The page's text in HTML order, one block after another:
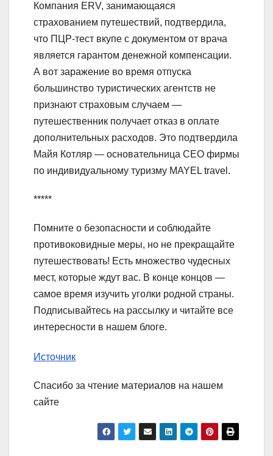
Компания ERV, занимающаяся
страхованием путешествий, подтвердила,
что ПЦР-тест вкупе с документом от врача
является гарантом денежной компенсации.
А вот заражение во время отпуска
большинство туристических агентств не
признают страховым случаем —
путешественник получает отказ в оплате
дополнительных расходов. Это подтвердила
Майя Котляр — основательница СЕО фирмы
по индивидуальному туризму MAYEL travel.
*****
Помните о безопасности и соблюдайте
противоковидные меры, но не прекращайте
путешествовать! Есть множество чудесных
мест, которые ждут вас. В конце концов —
самое время изучить уголки родной страны.
Подписывайтесь на рассылку и читайте все
интересности в нашем блоге.
Источник
Спасибо за чтение материалов на нашем
сайте